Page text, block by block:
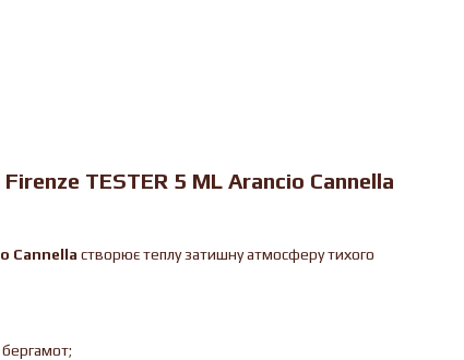
TESTER 5 ML Arancio Cannella
Cannella створює теплу затишну атмосферу тихого